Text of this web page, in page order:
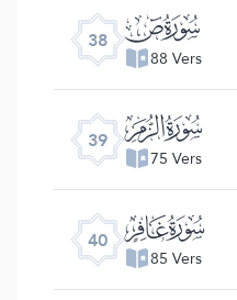
38 ﯓ
88 Vers
39 ﯔ
75 Vers
40 ﯕ
85 Vers